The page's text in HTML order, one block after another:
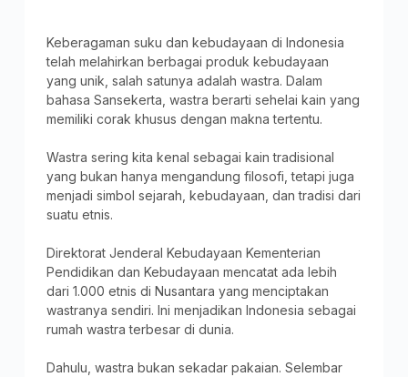
Keberagaman suku dan kebudayaan di Indonesia
telah melahirkan berbagai produk kebudayaan
yang unik, salah satunya adalah wastra. Dalam
bahasa Sansekerta, wastra berarti sehelai kain yang
memiliki corak khusus dengan makna tertentu.
Wastra sering kita kenal sebagai kain tradisional
yang bukan hanya mengandung filosofi, tetapi juga
menjadi simbol sejarah, kebudayaan, dan tradisi dari
suatu etnis.
Direktorat Jenderal Kebudayaan Kementerian
Pendidikan dan Kebudayaan mencatat ada lebih
dari 1.000 etnis di Nusantara yang menciptakan
wastranya sendiri. Ini menjadikan Indonesia sebagai
rumah wastra terbesar di dunia.
Dahulu, wastra bukan sekadar pakaian. Selembar